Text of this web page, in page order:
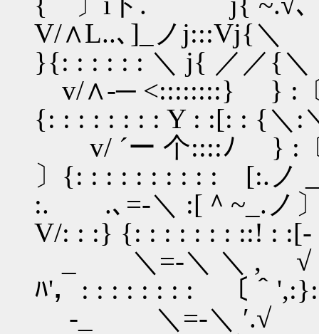
V/∧L..､]_ノj:::Vj{＼
}{: : : : : : ＼ j{ ／／{＼
v/∧-─ <::::::::} } :〔
{: : : : : : : : Y : :[: : {＼:
v/ ´ー 个::::ﾉ }
〕{: : : : : : : : : : [:.ノ
:. .､=-＼ :[＾
V/: : :} {: : : : : : : ::! :
_ ＼=-＼ ＼
ﾊ'，: : : : : : : : 〔＾
-_ ＼=-＼